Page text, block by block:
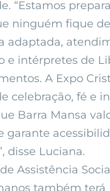
“Estamos
ninguém fique
adaptada,
e intérpretes de
A Expo
celebração, fé e
Barra Mansa
garante
disse Luciana.
Assistência
também terá